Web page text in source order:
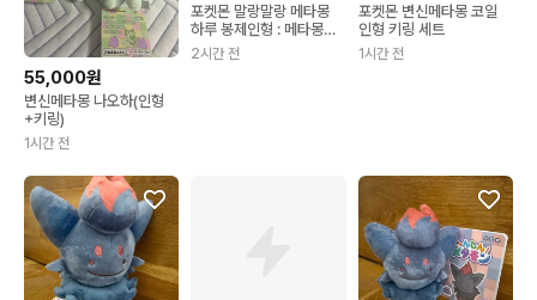
55,000원
변신메타몽 나오하(인형
+키링)
1시간 전
포켓몬 말랑말랑 메타몽
하루 봉제인형 : 메타몽은
변신중
2시간 전
포켓몬 변신메타몽 코일
인형 키링 세트
1시간 전